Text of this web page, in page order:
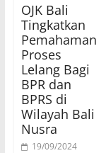
OJK Bali
Tingkatkan
Pemahaman
Proses
Lelang Bagi
BPR dan
BPRS di
Wilayah Bali
Nusra
19/09/2024